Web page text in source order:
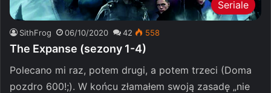
Seriale
SithFrog 06/10/2020 42 558
The Expanse (sezony 1-4)
Polecano mi raz, potem drugi, a potem trzeci (Doma
pozdro 600!;). W końcu złamałem swoją zasadę „nie